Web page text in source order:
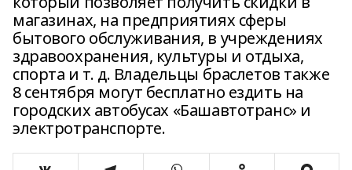
магазинах, на предприятиях сферы
бытового обслуживания, в учреждениях
здравоохранения, культуры и отдыха,
спорта и т. д. Владельцы браслетов также
8 сентября могут бесплатно ездить на
городских автобусах «Башавтотранс» и
электротранспорте.